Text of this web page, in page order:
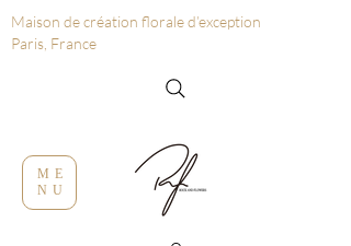
ME
NU
Maison de création florale d’exception
Paris, France